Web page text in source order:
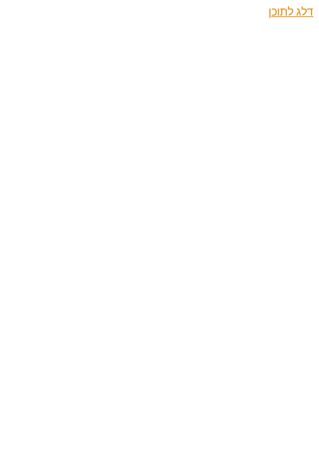
דלג לתוכן